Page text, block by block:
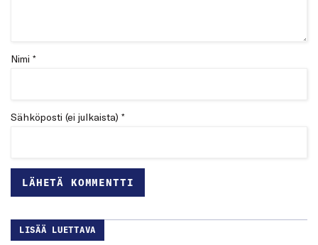
Nimi *
Sähköposti (ei julkaista) *
LISÄÄ LUETTAVA